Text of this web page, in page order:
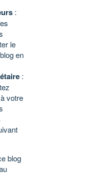
:
le
en
:
votre
blog